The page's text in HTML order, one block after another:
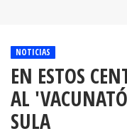
NOTICIAS
EN ESTOS
AL
SULA